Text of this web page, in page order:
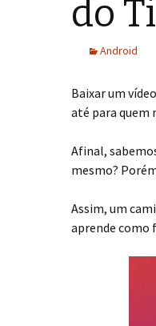
do
Android
Baixar um
até para quem
Afinal,
mesmo?
Assim, um
aprende como